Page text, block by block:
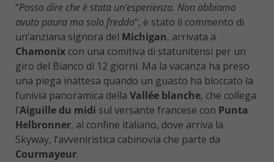
“Posso dire che è stata un’esperienza. Non abbiamo
avuto paura ma solo freddo“, è stato il commento di
un’anziana signora del Michigan, arrivata a
Chamonix con una comitiva di statunitensi per un
giro del Bianco di 12 giorni. Ma la vacanza ha preso
una piega inattesa quando un guasto ha bloccato la
funivia panoramica della Vallée blanche, che collega
l’Aiguille du midi sul versante francese con Punta
Helbronner, al confine italiano, dove arriva la
Skyway, l’avveniristica cabinovia che parte da
Courmayeur.